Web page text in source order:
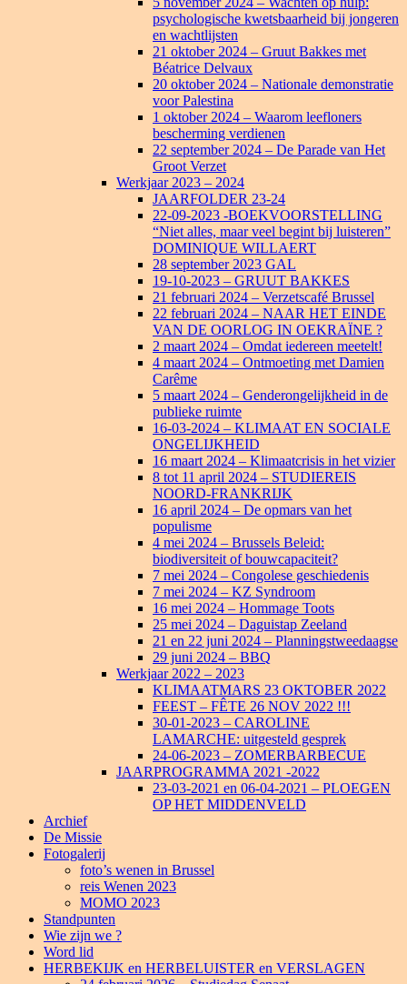
psychologische kwetsbaarheid bij jongeren
en wachtlijsten
21 oktober 2024 – Gruut Bakkes met
Béatrice Delvaux
20 oktober 2024 – Nationale demonstratie
voor Palestina
1 oktober 2024 – Waarom leefloners
bescherming verdienen
22 september 2024 – De Parade van Het
Groot Verzet
Werkjaar 2023 – 2024
JAARFOLDER 23-24
22-09-2023 -BOEKVOORSTELLING
“Niet alles, maar veel begint bij luisteren”
DOMINIQUE WILLAERT
28 september 2023 GAL
19-10-2023 – GRUUT BAKKES
21 februari 2024 – Verzetscafé Brussel
22 februari 2024 – NAAR HET EINDE
VAN DE OORLOG IN OEKRAÏNE ?
2 maart 2024 – Omdat iedereen meetelt!
4 maart 2024 – Ontmoeting met Damien
Carême
5 maart 2024 – Genderongelijkheid in de
publieke ruimte
16-03-2024 – KLIMAAT EN SOCIALE
ONGELIJKHEID
16 maart 2024 – Klimaatcrisis in het vizier
8 tot 11 april 2024 – STUDIEREIS
NOORD-FRANKRIJK
16 april 2024 – De opmars van het
populisme
4 mei 2024 – Brussels Beleid:
biodiversiteit of bouwcapaciteit?
7 mei 2024 – Congolese geschiedenis
7 mei 2024 – KZ Syndroom
16 mei 2024 – Hommage Toots
25 mei 2024 – Daguistap Zeeland
21 en 22 juni 2024 – Planningstweedaagse
29 juni 2024 – BBQ
Werkjaar 2022 – 2023
KLIMAATMARS 23 OKTOBER 2022
FEEST – FÊTE 26 NOV 2022 !!!
30-01-2023 – CAROLINE
LAMARCHE: uitgesteld gesprek
24-06-2023 – ZOMERBARBECUE
JAARPROGRAMMA 2021 -2022
23-03-2021 en 06-04-2021 – PLOEGEN
OP HET MIDDENVELD
Archief
De Missie
Fotogalerij
foto’s wenen in Brussel
reis Wenen 2023
MOMO 2023
Standpunten
Wie zijn we ?
Word lid
HERBEKIJK en HERBELUISTER en VERSLAGEN